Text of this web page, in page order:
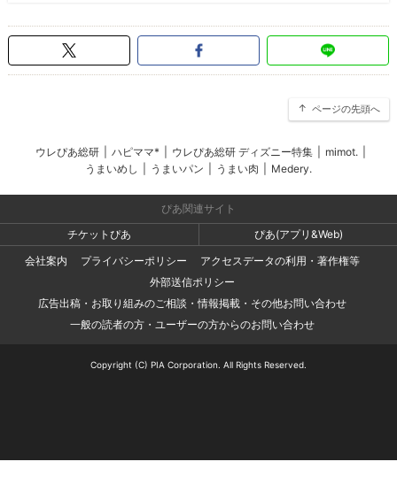
ページの先頭へ
ウレぴあ総研 ハピママ* ウレぴあ総研 ディズニー特集 mimot.
うまいめし
うまいパン うまい肉 Medery.
ぴあ関連サイト
チケットぴあ
ぴあ(アプリ&Web)
会社案内
プライバシーポリシー
アクセスデータの利用・著作権等
外部送信ポリシー
広告出稿・お取り組みのご相談・情報掲載・その他お問い合わせ
一般の読者の方・ユーザーの方からのお問い合わせ
Copyright (C) PIA Corporation. All Rights Reserved.